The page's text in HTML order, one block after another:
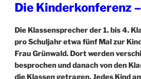
Die Kinderkonferenz
Die Klassensprecher der 1. bis 4.
pro Schuljahr etwa fünf Mal zur
Frau Grünwald. Dort werden
besprochen und danach von den
die Klassen getragen. Jedes Kind